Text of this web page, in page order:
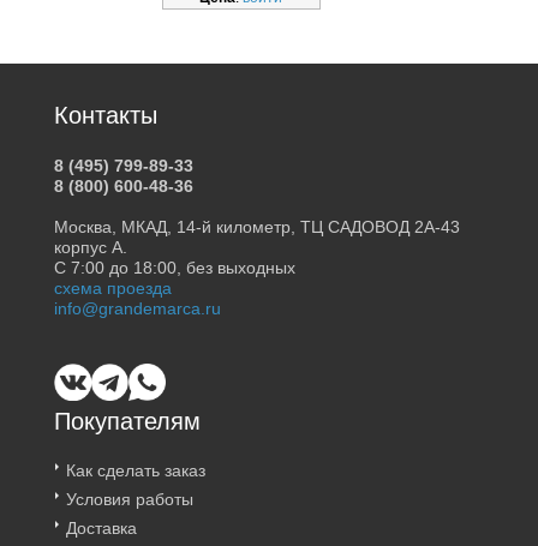
Покупателям
Как сделать заказ
Условия работы
Доставка
Контакты
8 (495) 799-89-33
8 (800) 600-48-36
Москва, МКАД, 14-й километр, ТЦ САДОВОД 2А-43
корпус А.
С 7:00 до 18:00, без выходных
схема проезда
info@grandemarca.ru